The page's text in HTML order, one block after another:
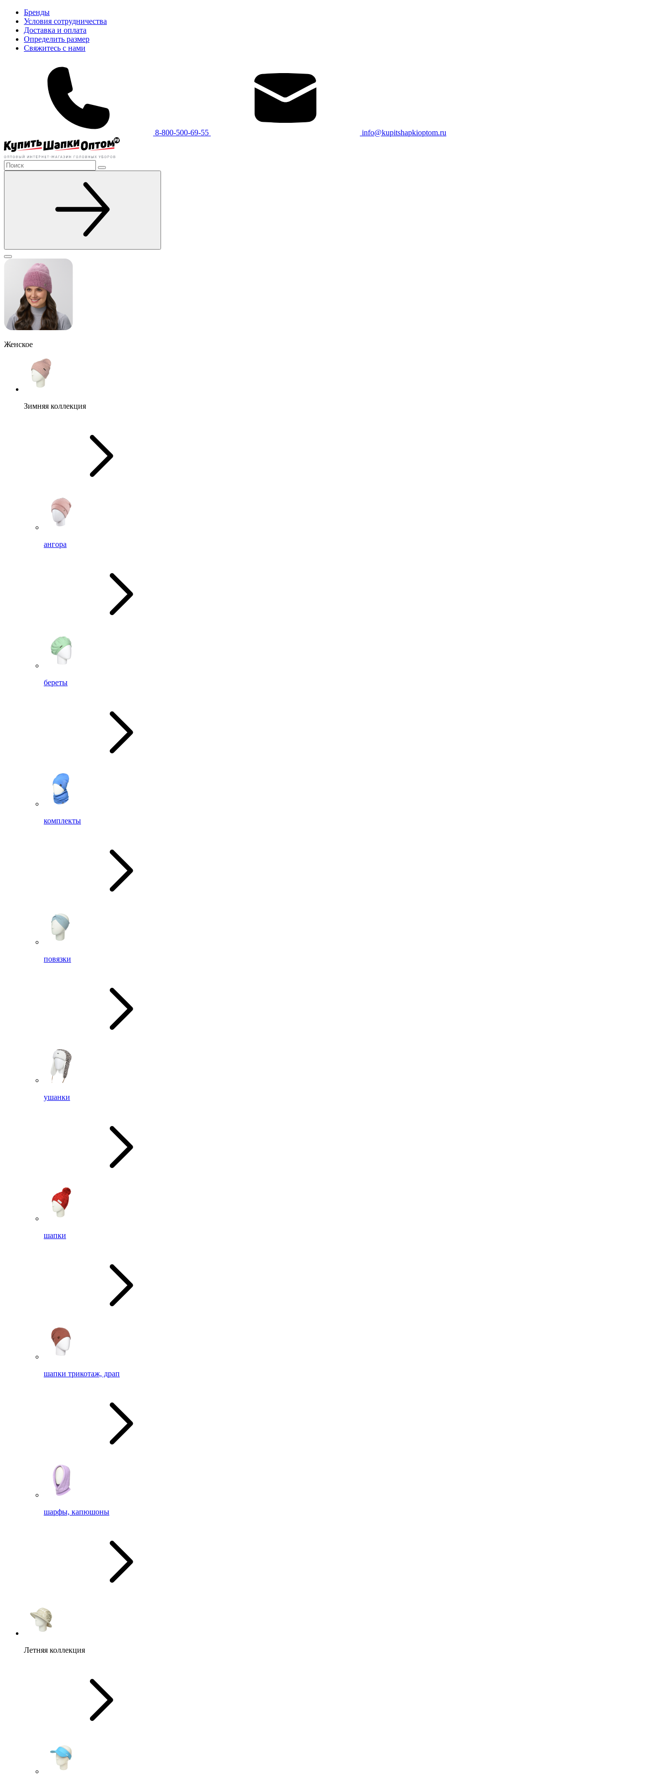
Бренды
Условия сотрудничества
Доставка и оплата
Определить размер
Свяжитесь с нами
8-800-500-69-55 info@kupitshapkioptom.ru
Женское
Зимняя коллекция
ангора
береты
комплекты
повязки
ушанки
шапки
шапки трикотаж, драп
шарфы, капюшоны
Летняя коллекция